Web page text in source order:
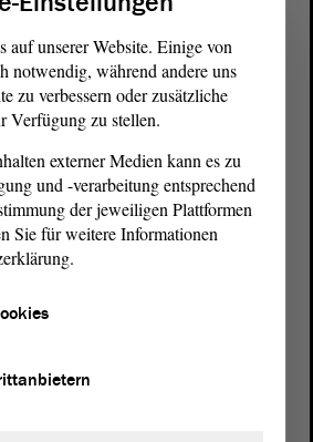
Anhalt
auf unserer Website. Einige von
notwendig, während andere uns
zu verbessern oder zusätzliche
Verfügung zu stellen.
externer Medien kann es zu
und -verarbeitung entsprechend
der jeweiligen Plattformen
Sie für weitere Informationen